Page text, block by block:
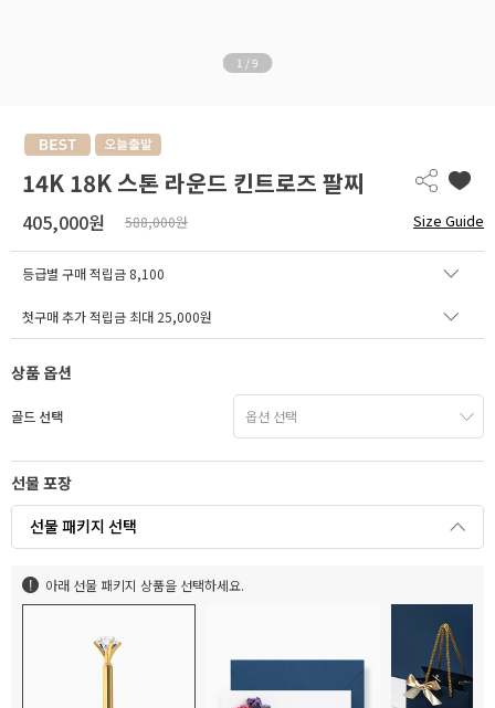
1 /9
14K 18K 스톤 라운드 킨트로즈 팔찌
405,000원 588,000원 Size Guide
등급별 구매 적립금 8,100
첫구매 추가 적립금 최대 25,000원
상품 옵션
골드 선택
선물 포장
선물 패키지 선택
아래 선물 패키지 상품을 선택하세요.